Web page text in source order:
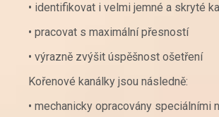
• identifikovat i velmi jemné a skryté
• pracovat s maximální přesností
• výrazně zvýšit úspěšnost ošetření
Kořenové kanálky jsou následně:
• mechanicky opracovány speciálními